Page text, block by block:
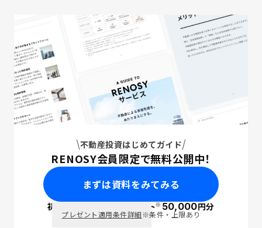
不動産投資はじめてガイド
RENOSY会員限定で無料公開中！
まずは資料をみてみる
初回面談で ポイント※50,000円分
プレゼント適用条件詳細※条件・上限あり